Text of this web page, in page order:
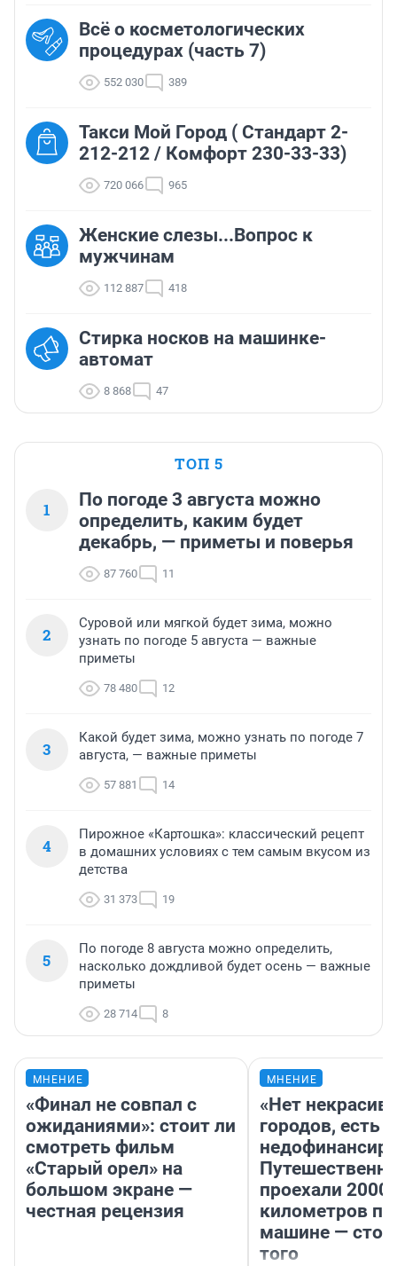
Всё о косметологических
процедурах (часть 7)
552 030 389
Такси Мой Город ( Стандарт 2-
212-212 / Комфорт 230-33-33)
720 066 965
Женские слезы...Вопрос к
мужчинам
112 887 418
Стирка носков на машинке-
автомат
8 868 47
ТОП 5
1
По погоде 3 августа можно
определить, каким будет
декабрь, — приметы и поверья
87 760 11
2
Суровой или мягкой будет зима, можно
узнать по погоде 5 августа — важные
приметы
78 480 12
3
Какой будет зима, можно узнать по погоде 7
августа, — важные приметы
57 881 14
4
Пирожное «Картошка»: классический рецепт
в домашних условиях с тем самым вкусом из
детства
31 373 19
5
По погоде 8 августа можно определить,
насколько дождливой будет осень — важные
приметы
28 714 8
МНЕНИЕ
«Финал не совпал с
ожиданиями»: стоит ли
смотреть фильм
«Старый орел» на
большом экране —
честная рецензия
МНЕНИЕ
«Нет
городов, есть
проехали 2000
километров по
машине —
того